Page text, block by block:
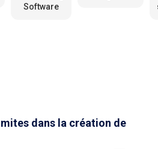
Software
dans la création de